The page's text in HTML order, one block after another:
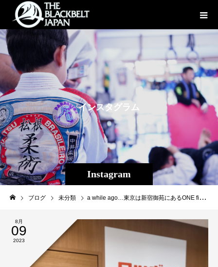
Instagram
インスタグラ ム
ブログ 未分類 a while ago…東京は新宿御苑にあるONE fighterであり足ツボ師・仙三さんの@senzolkeda 「足ツボは世界を変える」へ。足ツボ好きには堪らない1時間で最高の爽快感でした！皆様も是非！予約lin.ee/b6AeEGA#足ツボは世界を変える#仙三#今日という時間を生きてるのは当たり前ではない#感謝
8月
09
2023